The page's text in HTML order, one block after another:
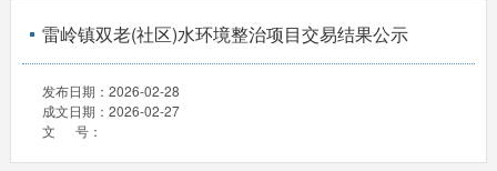
雷岭镇双老(社区)水环境整治项目交易结果公示
发布日期： 2026-02-28
成文日期： 2026-02-27
文 号：